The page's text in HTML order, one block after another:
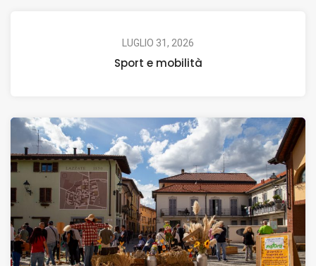
LUGLIO 31, 2026
Sport e mobilità